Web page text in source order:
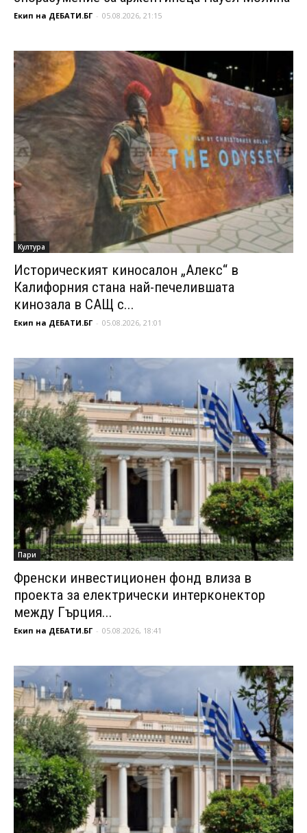
Екип на ДЕБАТИ.БГ - 05.08.2026, 21:15
Култура
Историческият киносалон „Алекс“ в
Калифорния стана най-печелившата
кинозала в САЩ с...
Екип на ДЕБАТИ.БГ - 05.08.2026, 21:01
Пари
Френски инвестиционен фонд влиза в
проекта за електрически интерконектор
между Гърция...
Екип на ДЕБАТИ.БГ - 05.08.2026, 18:41